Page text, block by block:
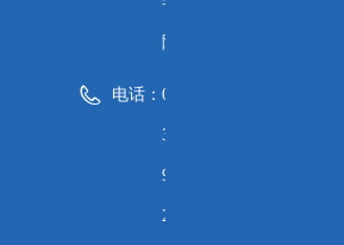
院
电话： 0
3
9
2